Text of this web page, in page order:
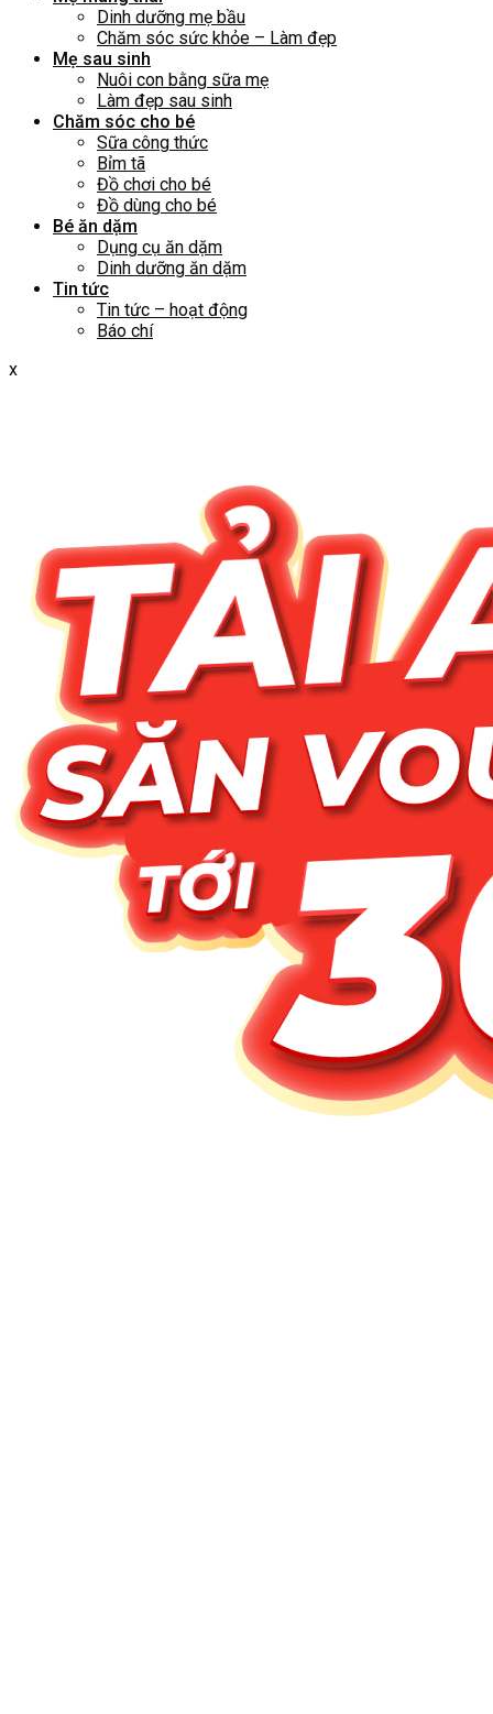
Dinh dưỡng mẹ bầu
Chăm sóc sức khỏe – Làm đẹp
Mẹ sau sinh
Nuôi con bằng sữa mẹ
Làm đẹp sau sinh
Chăm sóc cho bé
Sữa công thức
Bỉm tã
Đồ chơi cho bé
Đồ dùng cho bé
Bé ăn dặm
Dụng cụ ăn dặm
Dinh dưỡng ăn dặm
Tin tức
Tin tức – hoạt động
Báo chí
x